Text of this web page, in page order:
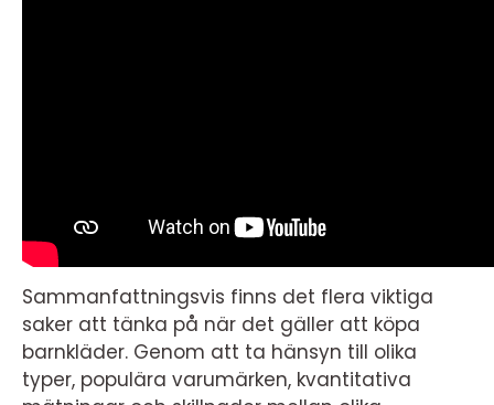
Sammanfattningsvis finns det flera viktiga
saker att tänka på när det gäller att köpa
barnkläder. Genom att ta hänsyn till olika
typer, populära varumärken, kvantitativa